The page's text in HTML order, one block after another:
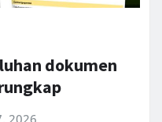
dokumen